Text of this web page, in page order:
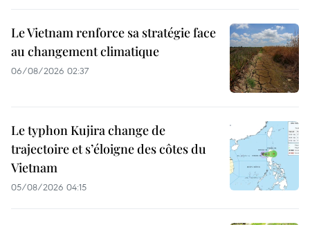
Le Vietnam renforce sa stratégie face
au changement climatique
06/08/2026 02:37
Le typhon Kujira change de
trajectoire et s’éloigne des côtes du
Vietnam
05/08/2026 04:15